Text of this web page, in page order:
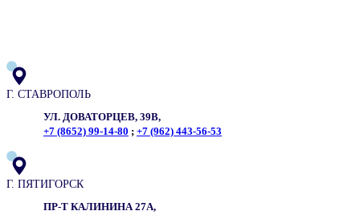
Г. СТАВРОПОЛЬ
УЛ. ДОВАТОРЦЕВ, 39В,
+7 (8652) 99-14-80 ; +7 (962) 443-56-53
Г. ПЯТИГОРСК
ПР-Т КАЛИНИНА 27А,